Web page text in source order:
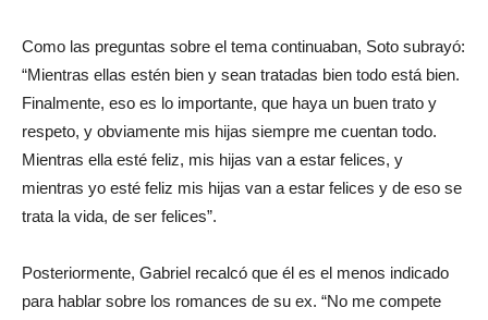
Como las preguntas sobre el tema continuaban, Soto subrayó:
“Mientras ellas estén bien y sean tratadas bien todo está bien.
Finalmente, eso es lo importante, que haya un buen trato y
respeto, y obviamente mis hijas siempre me cuentan todo.
Mientras ella esté feliz, mis hijas van a estar felices, y
mientras yo esté feliz mis hijas van a estar felices y de eso se
trata la vida, de ser felices”.
Posteriormente, Gabriel recalcó que él es el menos indicado
para hablar sobre los romances de su ex. “No me compete